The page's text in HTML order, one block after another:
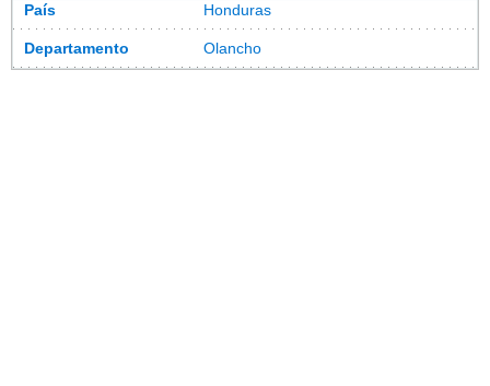
País Honduras
Departamento Olancho